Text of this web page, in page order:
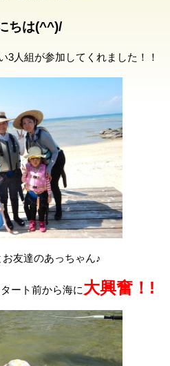
ちは(^^)/
3人組が参加してくれました！！
友達のあっちゃん♪
ート前から海に大興奮！!